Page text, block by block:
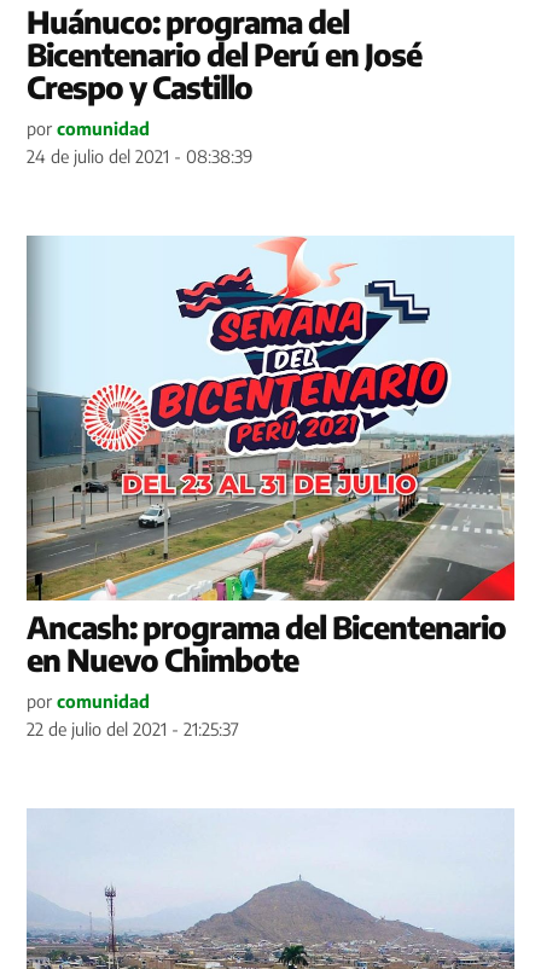
Huánuco: programa del
Bicentenario del Perú en José
Crespo y Castillo
por comunidad
24 de julio del 2021 - 08:38:39
Ancash: programa del Bicentenario
en Nuevo Chimbote
por comunidad
22 de julio del 2021 - 21:25:37